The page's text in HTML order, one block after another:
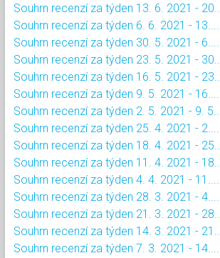
Souhrn recenzí za týden 13. 6. 2021 - 20....
Souhrn recenzí za týden 6. 6. 2021 - 13....
Souhrn recenzí za týden 30. 5. 2021 - 6....
Souhrn recenzí za týden 23. 5. 2021 - 30....
Souhrn recenzí za týden 16. 5. 2021 - 23....
Souhrn recenzí za týden 9. 5. 2021 - 16....
Souhrn recenzí za týden 2. 5. 2021 - 9. 5....
Souhrn recenzí za týden 25. 4. 2021 - 2....
Souhrn recenzí za týden 18. 4. 2021 - 25....
Souhrn recenzí za týden 11. 4. 2021 - 18....
Souhrn recenzí za týden 4. 4. 2021 - 11....
Souhrn recenzí za týden 28. 3. 2021 - 4....
Souhrn recenzí za týden 21. 3. 2021 - 28....
Souhrn recenzí za týden 14. 3. 2021 - 21....
Souhrn recenzí za týden 7. 3. 2021 - 14....